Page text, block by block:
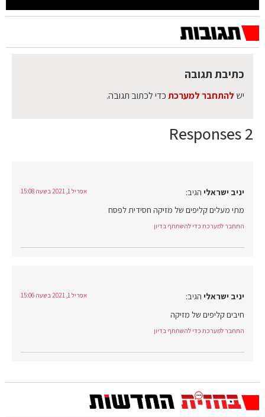
2 Responses
יניב ישראלי הגיב: אפריל 1, 2021 בשעה 15:08
מתי מעלים קליפים של מזיקה חסידית לפסח
התחבר למערכת כדי להשתתף בדיון
יניב ישראלי הגיב: אפריל 1, 2021 בשעה 15:06
חיבים קליפים של מזיקה
התחבר למערכת כדי להשתתף בדיון
כתיבת תגובה
יש להתחבר למערכתכדי לכתוב תגובה.